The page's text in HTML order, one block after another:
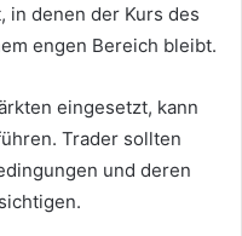
in denen der Kurs des
engen Bereich bleibt.
eingesetzt, kann
Trader sollten
und deren